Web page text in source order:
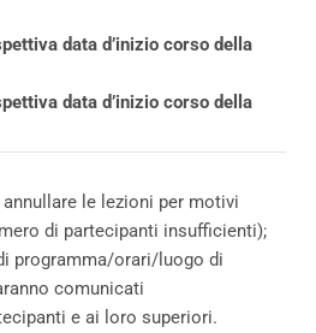
data d’inizio corso della
data d’inizio corso della
le lezioni per motivi
di partecipanti insufficienti);
programma/orari/luogo di
comunicati
e ai loro superiori.